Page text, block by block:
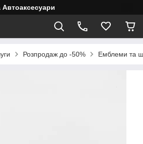
Розпродаж до -50% Емблеми та